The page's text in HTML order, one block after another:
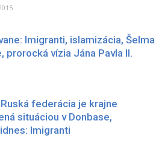
Imigranti, islamizácia, Šelma
prorocká vízia Jána Pavla II.
federácia je krajne
situáciou v Donbase,
Imigranti